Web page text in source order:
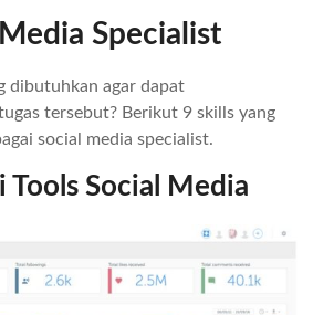
Specialist
dibutuhkan agar dapat
tersebut? Berikut 9 skills yang
social media specialist.
Tools Social Media